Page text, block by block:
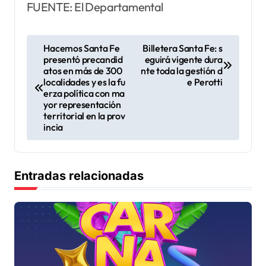
FUENTE: El Departamental
a
i
ó
n
Hacemos Santa Fe
presentó precandid
atos en más de 300
localidades y es la fu
erza política con ma
yor representación
territorial en la prov
incia
Billetera Santa Fe: s
eguirá vigente dura
nte toda la gestión d
e Perotti
Entradas relacionadas